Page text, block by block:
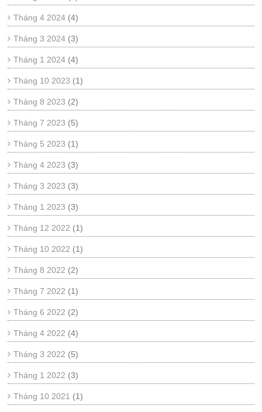
Tháng 4 2024 (4)
Tháng 3 2024 (3)
Tháng 1 2024 (4)
Tháng 10 2023 (1)
Tháng 8 2023 (2)
Tháng 7 2023 (5)
Tháng 5 2023 (1)
Tháng 4 2023 (3)
Tháng 3 2023 (3)
Tháng 1 2023 (3)
Tháng 12 2022 (1)
Tháng 10 2022 (1)
Tháng 8 2022 (2)
Tháng 7 2022 (1)
Tháng 6 2022 (2)
Tháng 4 2022 (4)
Tháng 3 2022 (5)
Tháng 1 2022 (3)
Tháng 10 2021 (1)